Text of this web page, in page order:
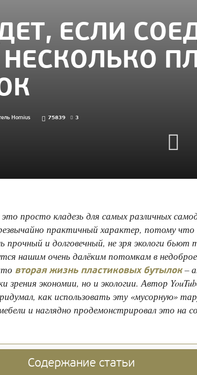
ЕСЛИ
НЕСКОЛЬКО
Homius 75839 3
просто кладезь для самых различных
практичный характер, потому что
прочный и долговечный, не зря экологи бьют
нашим очень далёким потомкам в недоброе
вторая жизнь пластиковых бутылок–
зрения экономии, но и экологии. Автор
как использовать эту «мусорную»
и наглядно продемонстрировал это на
Содержание статьи